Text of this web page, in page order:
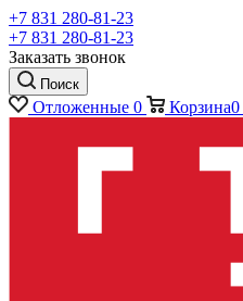
+7 831 280-81-23
+7 831 280-81-23
Заказать звонок
Поиск
Отложенные 0 Корзина0